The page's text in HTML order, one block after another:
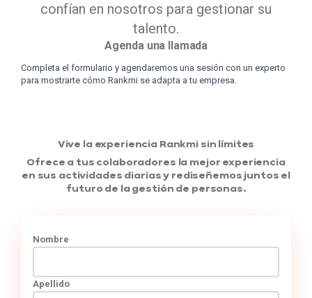
confían en nosotros para gestionar su
talento.
Agenda una llamada
Completa el formulario y agendaremos una sesión con un experto
para mostrarte cómo Rankmi se adapta a tu empresa.
Vive la experiencia Rankmi sin límites
Ofrece a tus colaboradores la mejor experiencia
en sus actividades diarias y rediseñemos juntos el
futuro de la gestión de personas.
Nombre
Apellido